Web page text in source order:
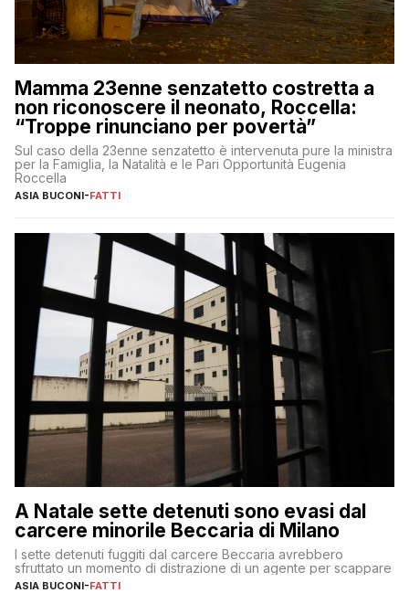
Mamma 23enne senzatetto costretta a
non riconoscere il neonato, Roccella:
“Troppe rinunciano per povertà”
Sul caso della 23enne senzatetto è intervenuta pure la ministra
per la Famiglia, la Natalità e le Pari Opportunità Eugenia
Roccella
ASIA BUCONI-FATTI
A Natale sette detenuti sono evasi dal
carcere minorile Beccaria di Milano
I sette detenuti fuggiti dal carcere Beccaria avrebbero
sfruttato un momento di distrazione di un agente per scappare
ASIA BUCONI-FATTI